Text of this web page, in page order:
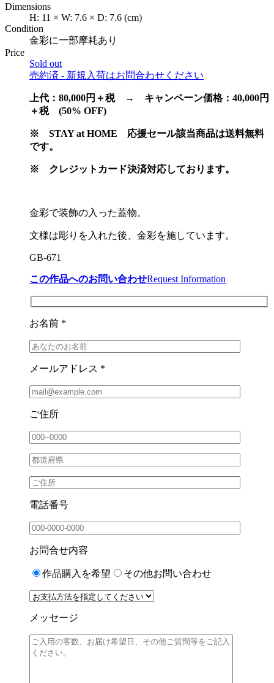
Dimensions
H: 11 × W: 7.6 × D: 7.6 (cm)
Condition
金彩に一部摩耗あり
Price
Sold out
売約済 - 新規入荷はお問合わせください
上代：80,000円＋税 → キャンペーン価格：40,000円
＋税 (50% OFF)
※ STAY at HOME 応援セール該当商品は送料無料
です。
※ クレジットカード決済対応しております。
金彩で装飾の入った蓋物。
文様は彫りを入れた後、金彩を施しています。
GB-671
この作品へのお問い合わせRequest Information
お名前 *
メールアドレス *
ご住所
電話番号
お問合せ内容
作品購入を希望 その他お問い合わせ
メッセージ